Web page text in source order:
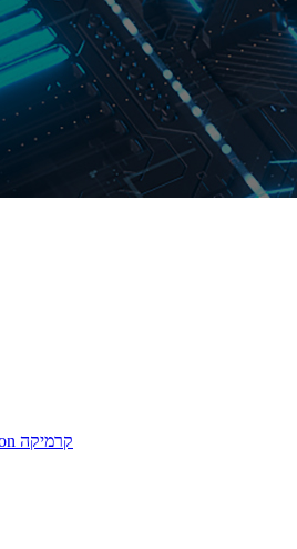
חלקי חילוף של Semicon קרמיקה